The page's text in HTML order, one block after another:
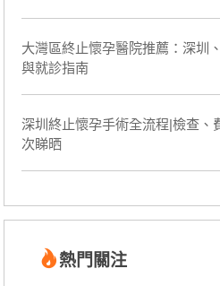
大灣區終止懷孕醫院推薦：深圳
與就診指南
深圳終止懷孕手術全流程|檢查、
次睇晒
熱門關注